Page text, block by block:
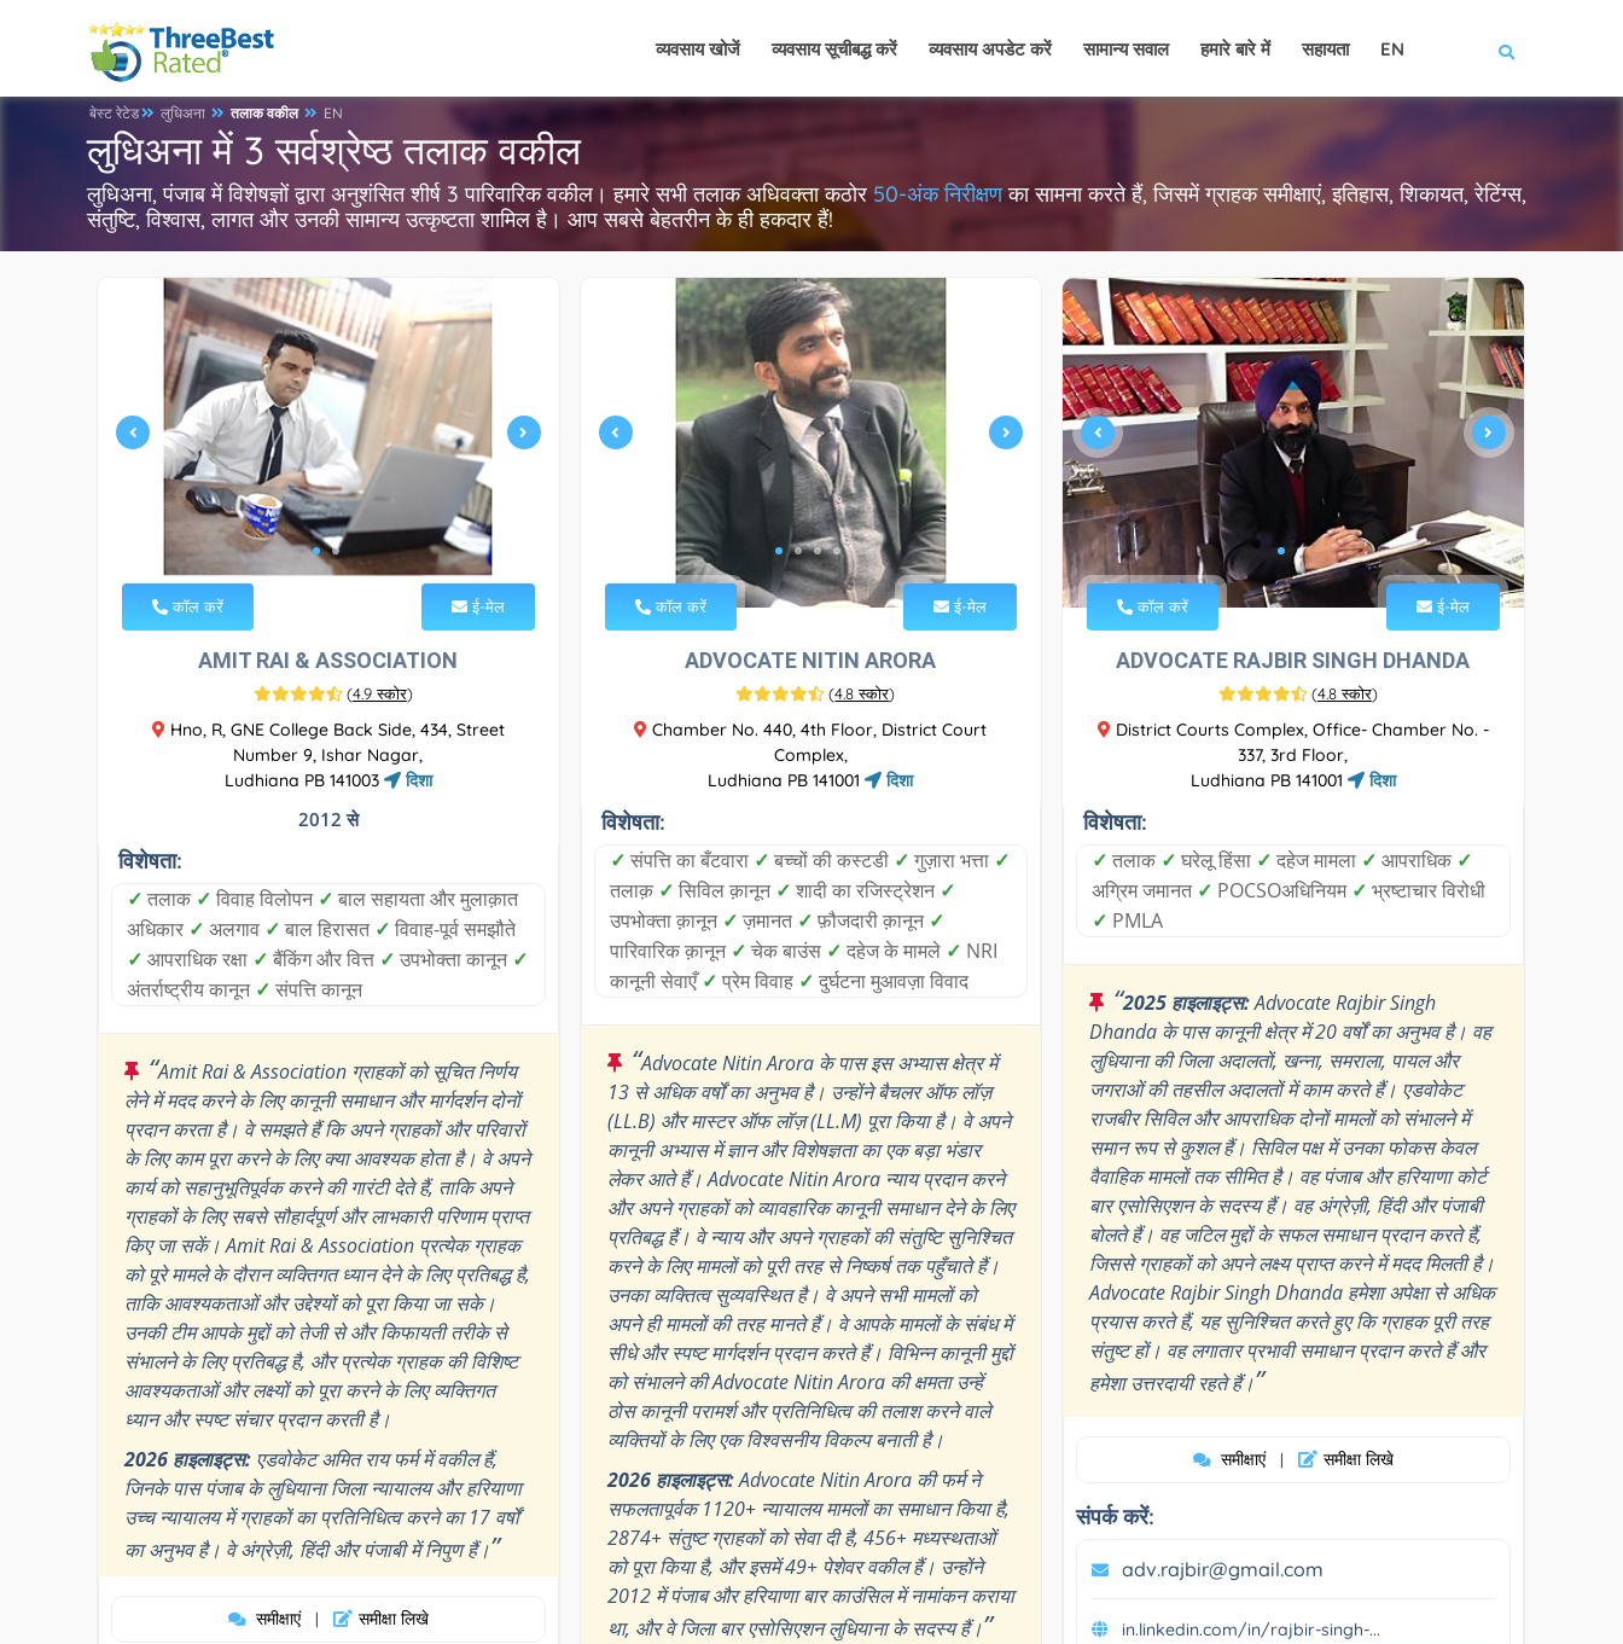
व्यवसाय खोजें व्यवसाय सूचीबद्ध करें व्यवसाय अपडेट करें सामान्य सवाल हमारे बारे में सहायता EN
बेस्ट रेटेड लुधिअना तलाक वकील EN
लुधिअना में 3 सर्वश्रेष्ठ तलाक वकील
लुधिअना, पंजाब में विशेषज्ञों द्वारा अनुशंसित शीर्ष 3 पारिवारिक वकील। हमारे सभी तलाक अधिवक्ता कठोर 50-अंक निरीक्षणका सामना करते हैं, जिसमें ग्राहक समीक्षाएं, इतिहास, शिकायत, रेटिंग्स,
संतुष्टि, विश्वास, लागत और उनकी सामान्य उत्कृष्टता शामिल है। आप सबसे बेहतरीन के ही हकदार हैं!
कॉल करें ई-मेल
AMIT RAI & ASSOCIATION
(4.9 स्कोर)
Hno, R, GNE College Back Side, 434, Street
Number 9, Ishar Nagar,
Ludhiana PB 141003
दिशा
2012 से
विशेषता:
✓ तलाक ✓ विवाह विलोपन ✓ बाल सहायता और मुलाक़ात
अधिकार ✓ अलगाव ✓ बाल हिरासत ✓ विवाह-पूर्व समझौते
✓ आपराधिक रक्षा ✓ बैंकिंग और वित्त ✓ उपभोक्ता कानून ✓
अंतर्राष्ट्रीय कानून ✓ संपत्ति कानून
“Amit Rai & Association ग्राहकों को सूचित निर्णय
लेने में मदद करने के लिए कानूनी समाधान और मार्गदर्शन दोनों
प्रदान करता है। वे समझते हैं कि अपने ग्राहकों और परिवारों
के लिए काम पूरा करने के लिए क्या आवश्यक होता है। वे अपने
कार्य को सहानुभूतिपूर्वक करने की गारंटी देते हैं, ताकि अपने
ग्राहकों के लिए सबसे सौहार्दपूर्ण और लाभकारी परिणाम प्राप्त
किए जा सकें। Amit Rai & Association प्रत्येक ग्राहक
को पूरे मामले के दौरान व्यक्तिगत ध्यान देने के लिए प्रतिबद्ध है,
ताकि आवश्यकताओं और उद्देश्यों को पूरा किया जा सके।
उनकी टीम आपके मुद्दों को तेजी से और किफायती तरीके से
संभालने के लिए प्रतिबद्ध है, और प्रत्येक ग्राहक की विशिष्ट
आवश्यकताओं और लक्ष्यों को पूरा करने के लिए व्यक्तिगत
ध्यान और स्पष्ट संचार प्रदान करती है।
2026 हाइलाइट्स: एडवोकेट अमित राय फर्म में वकील हैं,
जिनके पास पंजाब के लुधियाना जिला न्यायालय और हरियाणा
उच्च न्यायालय में ग्राहकों का प्रतिनिधित्व करने का 17 वर्षों
का अनुभव है। वे अंग्रेज़ी, हिंदी और पंजाबी में निपुण हैं।”
समीक्षाएं | समीक्षा लिखे
कॉल करें ई-मेल
ADVOCATE NITIN ARORA
(4.8 स्कोर)
Chamber No. 440, 4th Floor, District Court
Complex,
Ludhiana PB 141001
दिशा
विशेषता:
✓ संपत्ति का बँटवारा ✓ बच्चों की कस्टडी ✓ गुज़ारा भत्ता ✓
तलाक़ ✓ सिविल क़ानून ✓ शादी का रजिस्ट्रेशन ✓
उपभोक्ता क़ानून ✓ ज़मानत ✓ फ़ौजदारी क़ानून ✓
पारिवारिक क़ानून ✓ चेक बाउंस ✓ दहेज के मामले ✓ NRI
कानूनी सेवाएँ✓ प्रेम विवाह ✓ दुर्घटना मुआवज़ा विवाद
“Advocate Nitin Arora के पास इस अभ्यास क्षेत्र में
13 से अधिक वर्षों का अनुभव है। उन्होंने बैचलर ऑफ लॉज़
(LL.B) और मास्टर ऑफ लॉज़ (LL.M) पूरा किया है। वे अपने
कानूनी अभ्यास में ज्ञान और विशेषज्ञता का एक बड़ा भंडार
लेकर आते हैं। Advocate Nitin Arora न्याय प्रदान करने
और अपने ग्राहकों को व्यावहारिक कानूनी समाधान देने के लिए
प्रतिबद्ध हैं। वे न्याय और अपने ग्राहकों की संतुष्टि सुनिश्चित
करने के लिए मामलों को पूरी तरह से निष्कर्ष तक पहुँचाते हैं।
उनका व्यक्तित्व सुव्यवस्थित है। वे अपने सभी मामलों को
अपने ही मामलों की तरह मानते हैं। वे आपके मामलों के संबंध में
सीधे और स्पष्ट मार्गदर्शन प्रदान करते हैं। विभिन्न कानूनी मुद्दों
को संभालने की Advocate Nitin Arora की क्षमता उन्हें
ठोस कानूनी परामर्श और प्रतिनिधित्व की तलाश करने वाले
व्यक्तियों के लिए एक विश्वसनीय विकल्प बनाती है।
2026 हाइलाइट्स:Advocate Nitin Arora की फर्म ने
सफलतापूर्वक 1120+ न्यायालय मामलों का समाधान किया है,
2874+ संतुष्ट ग्राहकों को सेवा दी है, 456+ मध्यस्थताओं
को पूरा किया है, और इसमें 49+ पेशेवर वकील हैं। उन्होंने
2012 में पंजाब और हरियाणा बार काउंसिल में नामांकन कराया
था, और वे जिला बार एसोसिएशन लुधियाना के सदस्य हैं।”
कॉल करें ई-मेल
ADVOCATE RAJBIR SINGH DHANDA
(4.8 स्कोर)
District Courts Complex, Office- Chamber No. -
337, 3rd Floor,
Ludhiana PB 141001
दिशा
विशेषता:
✓ तलाक ✓ घरेलू हिंसा ✓ दहेज मामला ✓ आपराधिक ✓
अग्रिम जमानत ✓ POCSOअधिनियम ✓ भ्रष्टाचार विरोधी
✓ PMLA
“2025 हाइलाइट्स:Advocate Rajbir Singh
Dhanda के पास कानूनी क्षेत्र में 20 वर्षों का अनुभव है। वह
लुधियाना की जिला अदालतों, खन्ना, समराला, पायल और
जगराओं की तहसील अदालतों में काम करते हैं। एडवोकेट
राजबीर सिविल और आपराधिक दोनों मामलों को संभालने में
समान रूप से कुशल हैं। सिविल पक्ष में उनका फोकस केवल
वैवाहिक मामलों तक सीमित है। वह पंजाब और हरियाणा कोर्ट
बार एसोसिएशन के सदस्य हैं। वह अंग्रेज़ी, हिंदी और पंजाबी
बोलते हैं। वह जटिल मुद्दों के सफल समाधान प्रदान करते हैं,
जिससे ग्राहकों को अपने लक्ष्य प्राप्त करने में मदद मिलती है।
Advocate Rajbir Singh Dhanda हमेशा अपेक्षा से अधिक
प्रयास करते हैं, यह सुनिश्चित करते हुए कि ग्राहक पूरी तरह
संतुष्ट हों। वह लगातार प्रभावी समाधान प्रदान करते हैं और
हमेशा उत्तरदायी रहते हैं।”
समीक्षाएं | समीक्षा लिखे
संपर्क करें:
adv.rajbir@gmail.com
in.linkedin.com/in/rajbir-singh-...